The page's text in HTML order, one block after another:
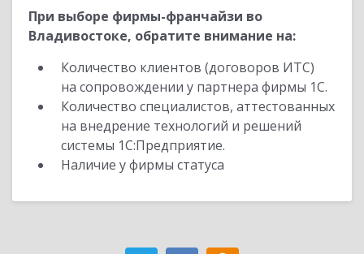
При выборе фирмы-франчайзи во
Владивостоке, обратите внимание на:
Количество клиентов (договоров ИТС)
на сопровождении у партнера фирмы 1С.
Количество специалистов, аттестованных
на внедрение технологий и решений
системы 1С:Предприятие.
Наличие у фирмы статуса